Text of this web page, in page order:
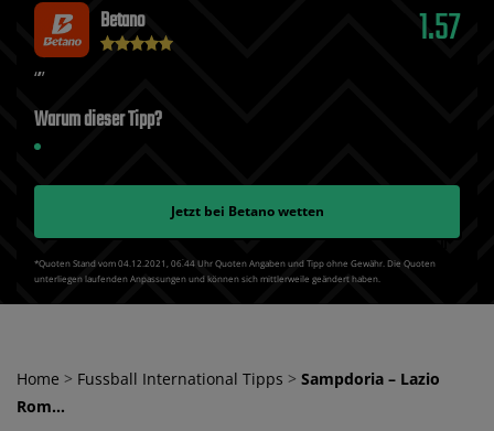
Betano
1.57
Warum dieser Tipp?
Jetzt bei Betanowetten
*Quoten Stand vom 04.12.2021‚ 06⁚44 Uhr Quoten Angaben und Tipp ohne Gewähr. Die Quoten
unterliegen laufenden Anpassungen und können sich mittlerweile geändert haben.
Home > Fussball International Tipps > Sampdoria – Lazio
Rom…